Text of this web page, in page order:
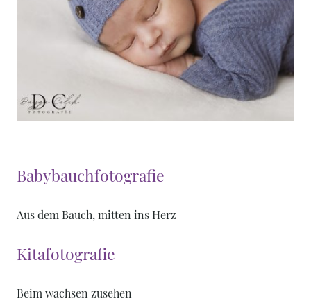
Babybauchfotografie
Aus dem Bauch, mitten ins Herz
Kitafotografie
Beim wachsen zusehen